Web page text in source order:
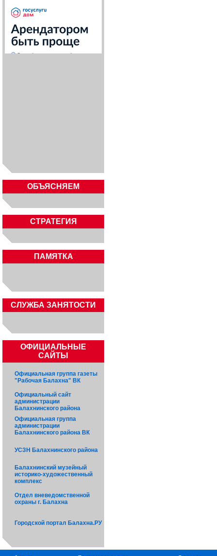
ОБЪЯСНЯЕМ
СТРАТЕГИЯ
ПАМЯТКА
CЛУЖБА ЗАНЯТОСТИ
ОФИЦИАЛЬНЫЕ
САЙТЫ
Официальная группа газеты
"Рабочая Балахна" ВК
Официальный сайт
администрации
Балахнинского района
Официальная группа
администрации
Балахнинского района ВК
УСЗН Балахнинского района
Балахнинский музейный
историко-художественный
комплекс
Отдел вневедомственной
охраны г. Балахна
Городской портал Балахна.РУ